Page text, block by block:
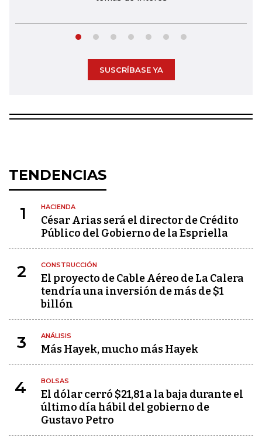
SUSCRÍBASE YA
TENDENCIAS
1 HACIENDA
César Arias será el director de Crédito
Público del Gobierno de la Espriella
2 CONSTRUCCIÓN
El proyecto de Cable Aéreo de La Calera
tendría una inversión de más de $1
billón
3 ANÁLISIS
Más Hayek, mucho más Hayek
4 BOLSAS
El dólar cerró $21,81 a la baja durante el
último día hábil del gobierno de
Gustavo Petro